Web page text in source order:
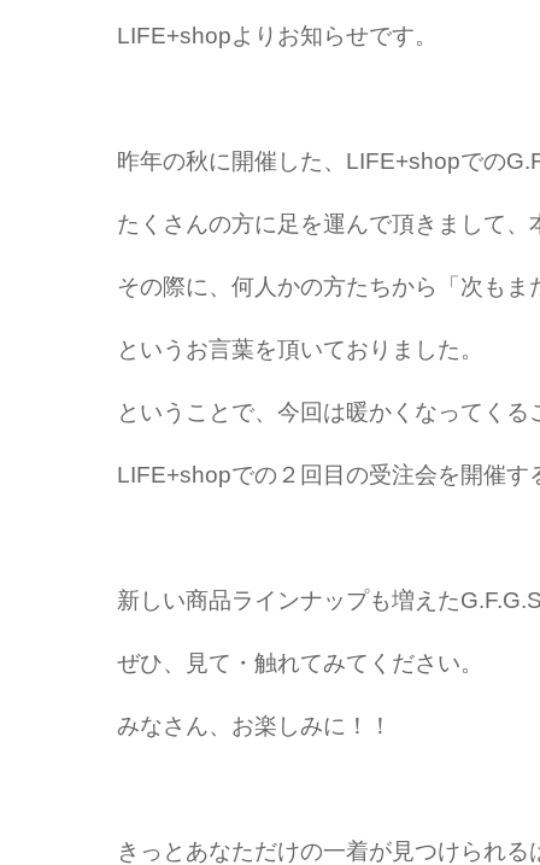
LIFE+shopよりお知らせです。
昨年の秋に開催した、LIFE+shopでの
たくさんの方に足を運んで頂きまして、
その際に、何人かの方たちから「次もま
というお言葉を頂いておりました。
ということで、今回は暖かくなってくる
LIFE+shopでの２回目の受注会を開催す
新しい商品ラインナップも増えた
ぜひ、見て・触れてみてください。
みなさん、お楽しみに！！
きっとあなただけの一着が見つけられ